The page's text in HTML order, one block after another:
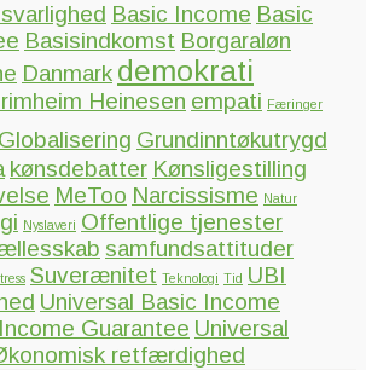
Basic Income Basic
Basisindkomst Borgaraløn
Danmark demokrati
Heinesen empati Færinger
Globalisering Grundinntøkutrygd
kønsdebatter Kønsligestilling
MeToo Narcissisme Natur
Nyslaveri Offentlige tjenester
samfundsattituder
Suverænitet Teknologi Tid UBI
Universal Basic Income
Guarantee Universal
retfærdighed